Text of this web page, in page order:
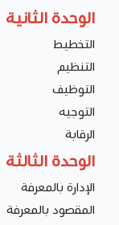
الوحدة الثانية
التخطيط
التنظيم
التوظيف
التوجيه
الرقابة
الوحدة الثالثة
الإدارة بالمعرفة
المقصود بالمعرفة